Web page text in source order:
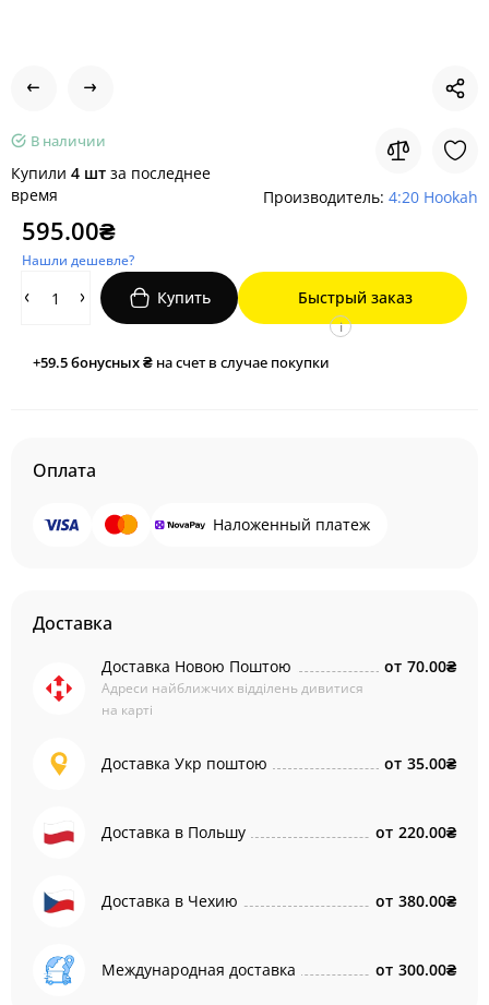
В наличии
Купили 4 шт за последнее
время
Производитель: 4:20 Hookah
595.00₴
Нашли дешевле?
Купить Быстрый заказ
+59.5бонусных ₴ на счет в случае покупки
i
Оплата
Наложенный платеж
Доставка
Доставка Новою Поштою
Адреси найближчих відділень дивитися
на карті
от 70.00₴
Доставка Укр поштою от 35.00₴
Доставка в Польшу от 220.00₴
Доставка в Чехию от 380.00₴
Международная доставка от 300.00₴